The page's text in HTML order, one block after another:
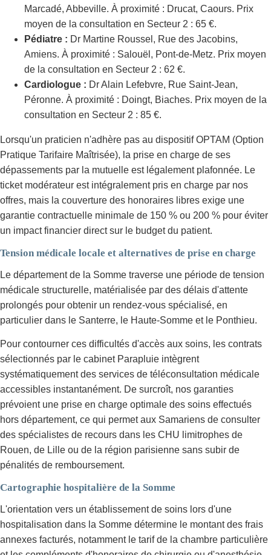
Marcadé, Abbeville. À proximité : Drucat, Caours. Prix
moyen de la consultation en Secteur 2 : 65 €.
Pédiatre : Dr Martine Roussel, Rue des Jacobins,
Amiens. À proximité : Salouël, Pont-de-Metz. Prix moyen
de la consultation en Secteur 2 : 62 €.
Cardiologue : Dr Alain Lefebvre, Rue Saint-Jean,
Péronne. À proximité : Doingt, Biaches. Prix moyen de la
consultation en Secteur 2 : 85 €.
Lorsqu'un praticien n'adhère pas au dispositif OPTAM (Option
Pratique Tarifaire Maîtrisée), la prise en charge de ses
dépassements par la mutuelle est légalement plafonnée. Le
ticket modérateur est intégralement pris en charge par nos
offres, mais la couverture des honoraires libres exige une
garantie contractuelle minimale de 150 % ou 200 % pour éviter
un impact financier direct sur le budget du patient.
Tension médicale locale et alternatives de prise en charge
Le département de la Somme traverse une période de tension
médicale structurelle, matérialisée par des délais d'attente
prolongés pour obtenir un rendez-vous spécialisé, en
particulier dans le Santerre, le Haute-Somme et le Ponthieu.
Pour contourner ces difficultés d'accès aux soins, les contrats
sélectionnés par le cabinet Parapluie intègrent
systématiquement des services de téléconsultation médicale
accessibles instantanément. De surcroît, nos garanties
prévoient une prise en charge optimale des soins effectués
hors département, ce qui permet aux Samariens de consulter
des spécialistes de recours dans les CHU limitrophes de
Rouen, de Lille ou de la région parisienne sans subir de
pénalités de remboursement.
Cartographie hospitalière de la Somme
L'orientation vers un établissement de soins lors d'une
hospitalisation dans la Somme détermine le montant des frais
annexes facturés, notamment le tarif de la chambre particulière